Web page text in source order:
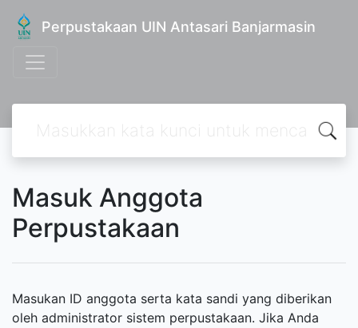
Perpustakaan UIN Antasari Banjarmasin
Masuk Anggota
Perpustakaan
Masukan ID anggota serta kata sandi yang diberikan
oleh administrator sistem perpustakaan. Jika Anda